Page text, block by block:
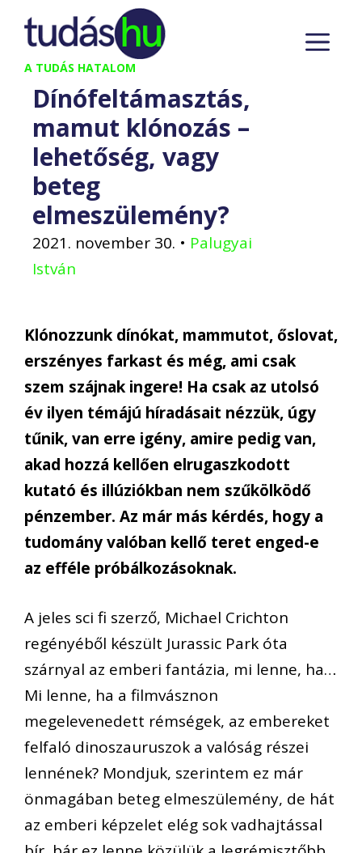
Kilépés
tartalomba
A TUDÁS HATALOM
Dínófeltámasztás,
mamut klónozás –
lehetőség, vagy
beteg
elmeszülemény?
2021. november 30. • Palugyai
István
Klónozzunk dínókat, mammutot, őslovat,
erszényes farkast és még, ami csak
szem szájnak ingere! Ha csak az utolsó
év ilyen témájú híradásait nézzük, úgy
tűnik, van erre igény, amire pedig van,
akad hozzá kellően elrugaszkodott
kutató és illúziókban nem szűkölködő
pénzember. Az már más kérdés, hogy a
tudomány valóban kellő teret enged-e
az efféle próbálkozásoknak.
A jeles sci fi szerző, Michael Crichton
regényéből készült Jurassic Park óta
szárnyal az emberi fantázia, mi lenne, ha…
Mi lenne, ha a filmvásznon
megelevenedett rémségek, az embereket
felfaló dinoszauruszok a valóság részei
lennének? Mondjuk, szerintem ez már
önmagában beteg elmeszülemény, de hát
az emberi képzelet elég sok vadhajtással